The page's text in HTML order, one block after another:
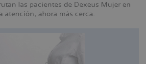
las pacientes de Dexeus Mujer en
atención, ahora más cerca.